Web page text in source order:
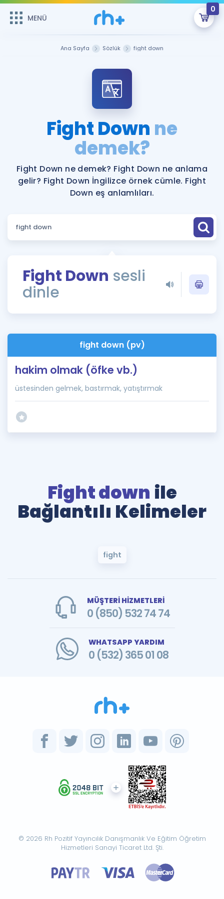
MENÜ
0
Şifremi Hatırlamıyorum
Sepetin Şu An Boş.
Remzi Hoca ile seni sınava hazırlayacak onlarca eğitim seni
bekliyor!
MENÜ
Katılımcı Görüşleri
Faydalı Araçlar
Ücretsiz Kaynaklar
ÖSYM Sınav Takvimi
Kampanyalar
İngilizce Gramer
İngilizce Gramer
Ana Sayfa Sözlük fight down
Fight Down ne
demek?
Fight Down ne demek? Fight Down ne anlama
gelir? Fight Down İngilizce örnek cümle. Fight
Down eş anlamlıları.
Fight Down sesli
dinle
fight down (pv)
hakim olmak (öfke vb.)
üstesinden gelmek, bastırmak, yatıştırmak
Fight down ile
Bağlantılı Kelimeler
fight
MÜŞTERİ HİZMETLERİ
0 (850) 532 74 74
WHATSAPP YARDIM
0 (532) 365 01 08
© 2026 Rh Pozitif Yayıncılık Danışmanlık Ve Eğitim Öğretim
Hizmetleri Sanayi Ticaret Ltd. Şti.